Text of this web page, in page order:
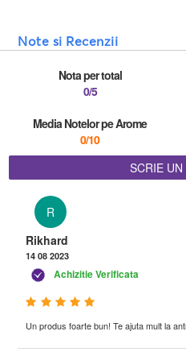
Note si Recenzii
Nota per total
0/5
Media Notelor pe Arome
0/10
SCRIE
R
Rikhard
14 08 2023
Achizitie Verificata
Un produs foarte bun! Te ajuta mult la